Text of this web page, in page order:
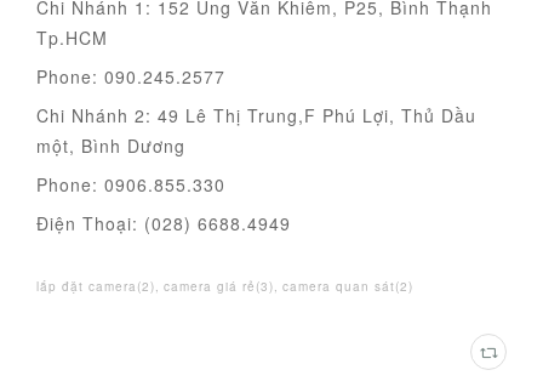
Chi Nhánh 1: 152 Ung Văn Khiêm, P25, Bình Thạnh
Tp.HCM
Phone: 090.245.2577
Chi Nhánh 2: 49 Lê Thị Trung,F Phú Lợi, Thủ Dầu
một, Bình Dương
Phone: 0906.855.330
Điện Thoại: (028) 6688.4949
lắp đặt camera (2) camera giá rẻ (3) camera quan sát(2)